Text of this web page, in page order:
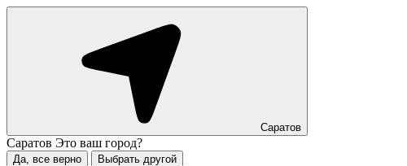
Саратов
Саратов Это ваш город?
Да, все верно Выбрать другой